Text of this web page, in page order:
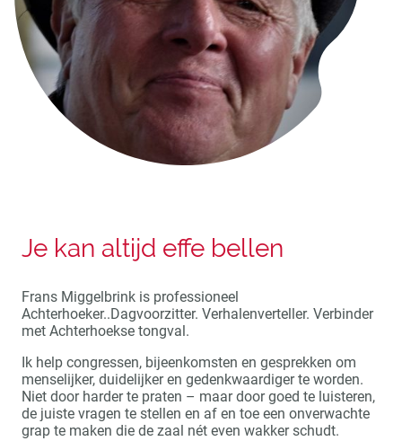
Je kan altijd effe bellen
Frans Miggelbrink is professioneel
Achterhoeker..Dagvoorzitter. Verhalenverteller. Verbinder
met Achterhoekse tongval.
Ik help congressen, bijeenkomsten en gesprekken om
menselijker, duidelijker en gedenkwaardiger te worden.
Niet door harder te praten – maar door goed te luisteren,
de juiste vragen te stellen en af en toe een onverwachte
grap te maken die de zaal nét even wakker schudt.